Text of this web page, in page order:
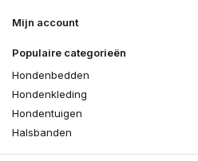
Mijn account
Populaire categorieën
Hondenbedden
Hondenkleding
Hondentuigen
Halsbanden